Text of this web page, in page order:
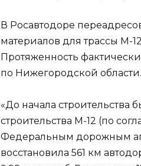
В Росавтодоре
материалов для трассы М-
Протяженность
по Нижегородской области.
«До начала строительства
строительства М-12 (по
Федеральным дорожным
восстановила 561 км